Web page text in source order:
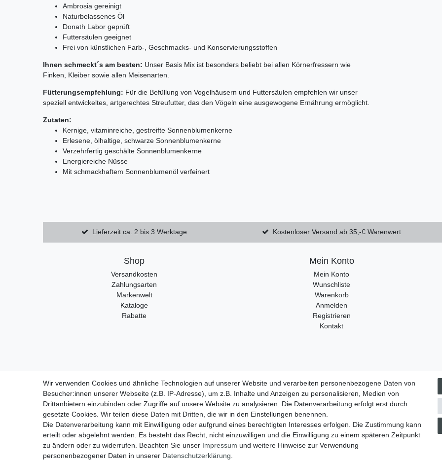
Ambrosia gereinigt
Naturbelassenes Öl
Donath Labor geprüft
Futtersäulen geeignet
Frei von künstlichen Farb-, Geschmacks- und Konservierungsstoffen
Ihnen schmeckt´s am besten: Unser Basis Mix ist besonders beliebt bei allen Körnerfressern wie
Finken, Kleiber sowie allen Meisenarten.
Fütterungsempfehlung: Für die Befüllung von Vogelhäusern und Futtersäulen empfehlen wir unser
speziell entwickeltes, artgerechtes Streufutter, das den Vögeln eine ausgewogene Ernährung ermöglicht.
Zutaten:
Kernige, vitaminreiche, gestreifte Sonnenblumenkerne
Erlesene, ölhaltige, schwarze Sonnenblumenkerne
Verzehrfertig geschälte Sonnenblumenkerne
Energiereiche Nüsse
Mit schmackhaftem Sonnenblumenöl verfeinert
Lieferzeit ca. 2 bis 3 Werktage Kostenloser Versand ab 35,-€ Warenwert
Shop
Versandkosten
Zahlungsarten
Markenwelt
Kataloge
Rabatte
Mein Konto
Mein Konto
Wunschliste
Warenkorb
Anmelden
Registrieren
Kontakt
Widerrufs­recht Widerrufs­formular Impressum Daten­schutz­erklärung
Wir verwenden Cookies und ähnliche Technologien auf unserer Website und verarbeiten personenbezogene Daten von
Besucher:innen unserer Webseite (z.B. IP-Adresse), um z.B. Inhalte und Anzeigen zu personalisieren, Medien von
Drittanbietern einzubinden oder Zugriffe auf unsere Website zu analysieren. Die Datenverarbeitung erfolgt erst durch
gesetzte Cookies. Wir teilen diese Daten mit Dritten, die wir in den Einstellungen benennen.
Die Datenverarbeitung kann mit Einwilligung oder aufgrund eines berechtigten Interesses erfolgen. Die Zustimmung kann
erteilt oder abgelehnt werden. Es besteht das Recht, nicht einzuwilligen und die Einwilligung zu einem späteren Zeitpunkt
zu ändern oder zu widerrufen. Beachten Sie unser Impressum und weitere Hinweise zur Verwendung
personenbezogener Daten in unserer Daten­schutz­erklärung